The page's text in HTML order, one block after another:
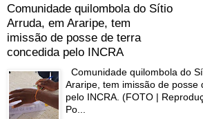
Comunidade quilombola do Sítio
Arruda, em Araripe, tem
imissão de posse de terra
concedida pelo INCRA
Comunidade quilombola do
Araripe, tem imissão de posse
pelo INCRA. (FOTO |
Po...